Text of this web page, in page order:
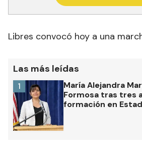
Libres convocó hoy a una
Las más leídas
María Alejandra
Formosa tras tres
formación en
1